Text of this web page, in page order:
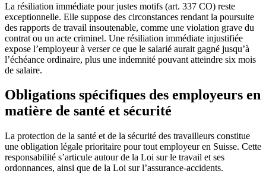
La résiliation immédiate pour justes motifs (art. 337 CO) reste
exceptionnelle. Elle suppose des circonstances rendant la poursuite
des rapports de travail insoutenable, comme une violation grave du
contrat ou un acte criminel. Une résiliation immédiate injustifiée
expose l’employeur à verser ce que le salarié aurait gagné jusqu’à
l’échéance ordinaire, plus une indemnité pouvant atteindre six mois
de salaire.
Obligations spécifiques des employeurs en
matière de santé et sécurité
La protection de la santé et de la sécurité des travailleurs constitue
une obligation légale prioritaire pour tout employeur en Suisse. Cette
responsabilité s’articule autour de la Loi sur le travail et ses
ordonnances, ainsi que de la Loi sur l’assurance-accidents.